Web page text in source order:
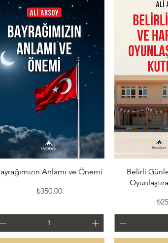
Hızlı Bakış
Anlamı ve Önemi
Fiyat
₺350,00
Belirli